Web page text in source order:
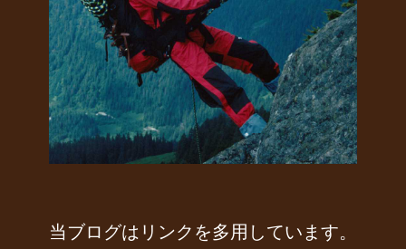
当ブログはリンクを多用しています。